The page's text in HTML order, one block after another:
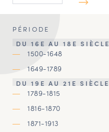
PÉRIODE
DU 16E AU 18E SIÈCLE
1500-1648
1649-1789
DU 19E AU 21E SIÈCLE
1789-1815
1816-1870
1871-1913